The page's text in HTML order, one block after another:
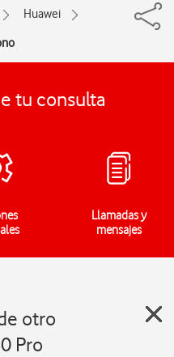
Huawei
tu consulta
Llamadas y
mensajes
otro
Pro